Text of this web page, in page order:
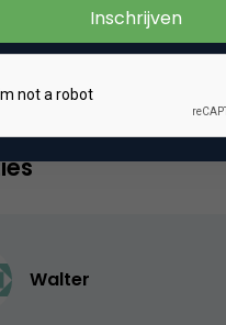
video, viral marketing
Walter